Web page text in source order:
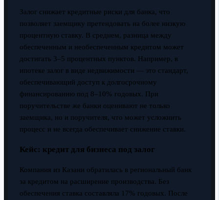
Залог снижает кредитные риски для банка, что
позволяет заемщику претендовать на более низкую
процентную ставку. В среднем, разница между
обеспеченным и необеспеченным кредитом может
достигать 3–5 процентных пунктов. Например, в
ипотеке залог в виде недвижимости — это стандарт,
обеспечивающий доступ к долгосрочному
финансированию под 8–10% годовых. При
поручительстве же банки оценивают не только
заемщика, но и поручителя, что может усложнить
процесс и не всегда обеспечивает снижение ставки.
Кейс: кредит для бизнеса под залог
Компания из Казани обратилась в региональный банк
за кредитом на расширение производства. Без
обеспечения ставка составляла 17% годовых. После